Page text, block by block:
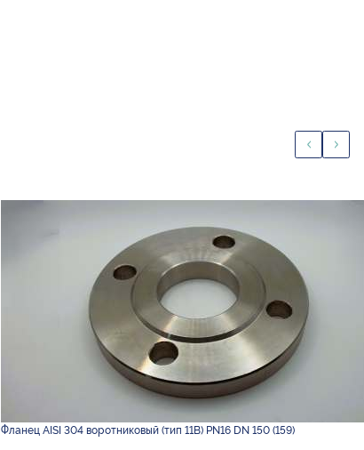
Фланец AISI 304 воротниковый (тип 11B) PN16 DN 150 (159)